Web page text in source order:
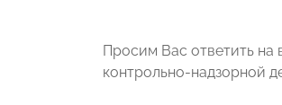
Просим Вас ответить
контрольно-надзорной